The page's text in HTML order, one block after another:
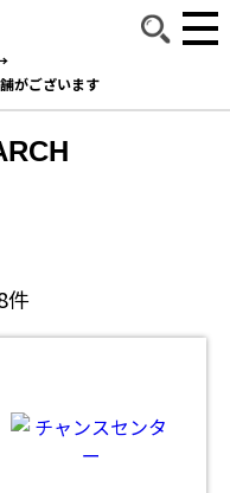
がございます
件